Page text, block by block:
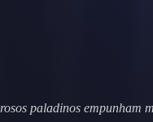
paladinos empunham